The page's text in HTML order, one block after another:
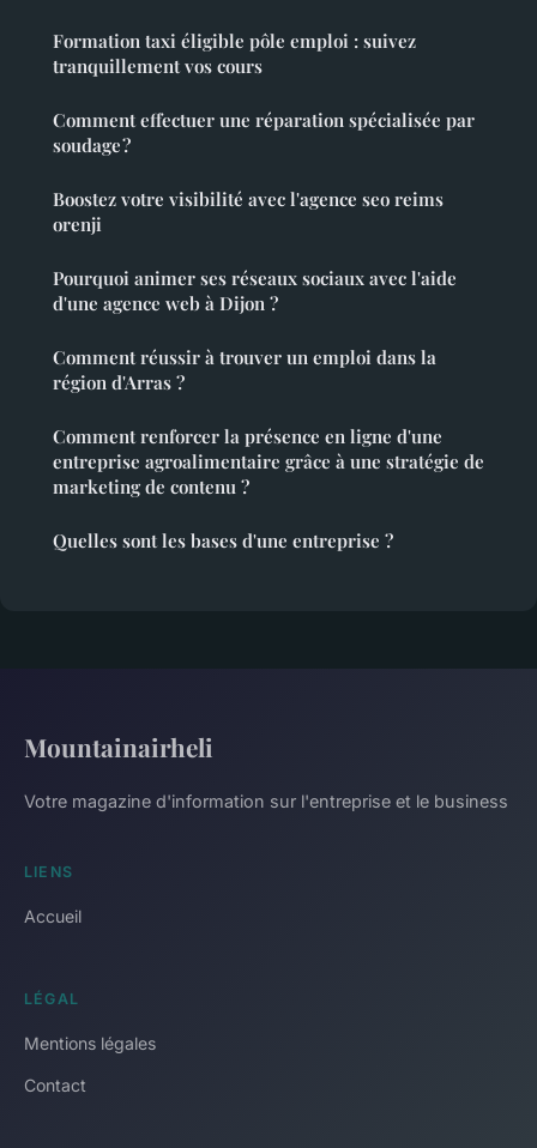
Formation taxi éligible pôle emploi : suivez
tranquillement vos cours
Comment effectuer une réparation spécialisée par
soudage ?
Boostez votre visibilité avec l'agence seo reims
orenji
Pourquoi animer ses réseaux sociaux avec l'aide
d'une agence web à Dijon ?
Comment réussir à trouver un emploi dans la
région d'Arras ?
Comment renforcer la présence en ligne d'une
entreprise agroalimentaire grâce à une stratégie de
marketing de contenu ?
Quelles sont les bases d'une entreprise ?
Mountainairheli
Votre magazine d'information sur l'entreprise et le business
LIENS
Accueil
LÉGAL
Mentions légales
Contact